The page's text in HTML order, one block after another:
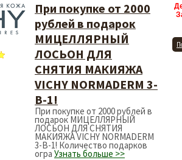
При покупке от 2000
рублей в подарок
МИЦЕЛЛЯРНЫЙ
ЛОСЬОН ДЛЯ
СНЯТИЯ МАКИЯЖА
VICHY NORMADERM 3-
В-1!
При покупке от 2000 рублей в
подарок МИЦЕЛЛЯРНЫЙ
ЛОСЬОН ДЛЯ СНЯТИЯ
МАКИЯЖА VICHY NORMADERM
3-В-1! Количество подарков
огра Узнать больше >>